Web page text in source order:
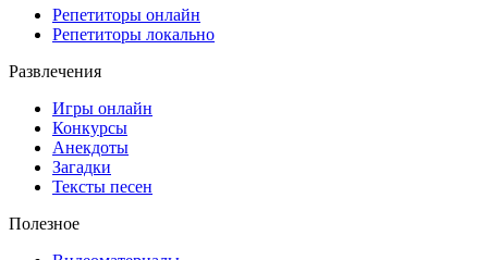
Репетиторы онлайн
Репетиторы локально
Развлечения
Игры онлайн
Конкурсы
Анекдоты
Загадки
Тексты песен
Полезное